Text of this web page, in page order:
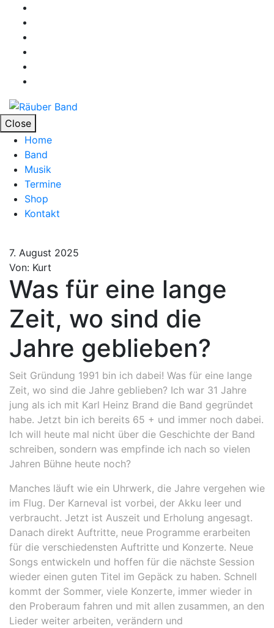
Close
Home
Band
Musik
Termine
Shop
Kontakt
7. August 2025
Von: Kurt
Was für eine lange
Zeit, wo sind die
Jahre geblieben?
Seit Gründung 1991 bin ich dabei! Was für eine lange
Zeit, wo sind die Jahre geblieben? Ich war 31 Jahre
jung als ich mit Karl Heinz Brand die Band gegründet
habe. Jetzt bin ich bereits 65 + und immer noch dabei.
Ich will heute mal nicht über die Geschichte der Band
schreiben, sondern was empfinde ich nach so vielen
Jahren Bühne heute noch?
Manches läuft wie ein Uhrwerk, die Jahre vergehen wie
im Flug. Der Karneval ist vorbei, der Akku leer und
verbraucht. Jetzt ist Auszeit und Erholung angesagt.
Danach direkt Auftritte, neue Programme erarbeiten
für die verschiedensten Auftritte und Konzerte. Neue
Songs entwickeln und hoffen für die nächste Session
wieder einen guten Titel im Gepäck zu haben. Schnell
kommt der Sommer, viele Konzerte, immer wieder in
den Proberaum fahren und mit allen zusammen, an den
Lieder weiter arbeiten, verändern und